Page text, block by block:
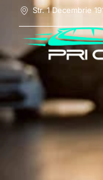
Str. 1 Decembrie